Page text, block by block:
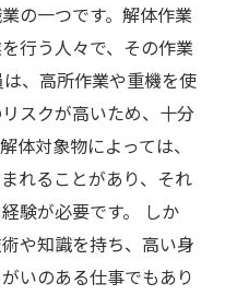
の一つです。解体作業
行う人々で、その作業
、高所作業や重機を使
スクが高いため、十分
体対象物によっては、
れることがあり、それ
験が必要です。 しか
や知識を持ち、高い身
いのある仕事でもあり